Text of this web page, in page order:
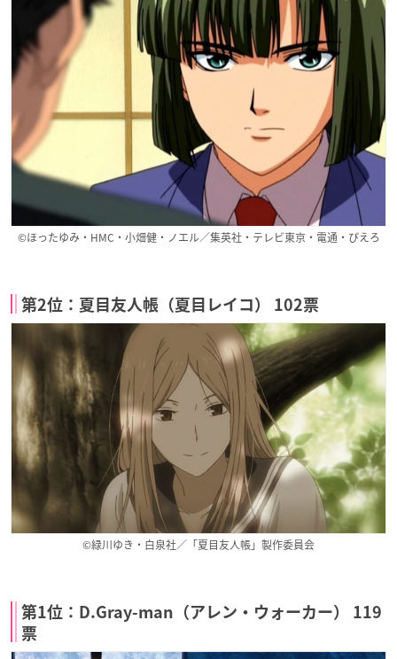
©ほったゆみ・HMC・小畑健・ノエル／集英社・テレビ東京・電通・ぴえろ
第2位：夏目友人帳（夏目レイコ） 102票
©緑川ゆき・白泉社／「夏目友人帳」製作委員会
第1位：D.Gray-man（アレン・ウォーカー） 119
票